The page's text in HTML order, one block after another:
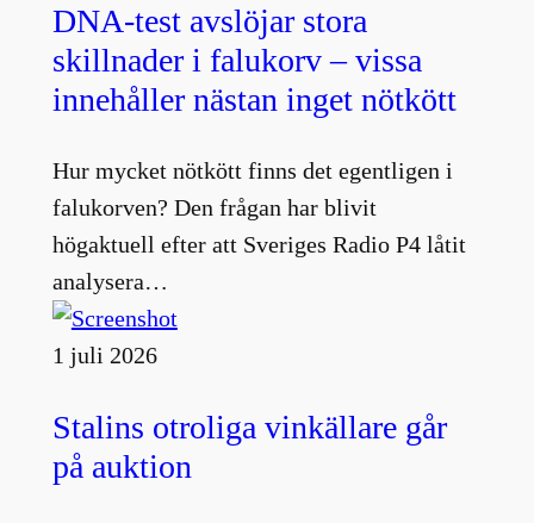
DNA-test avslöjar stora
skillnader i falukorv – vissa
innehåller nästan inget nötkött
Hur mycket nötkött finns det egentligen i
falukorven? Den frågan har blivit
högaktuell efter att Sveriges Radio P4 låtit
analysera…
1 juli 2026
Stalins otroliga vinkällare går
på auktion